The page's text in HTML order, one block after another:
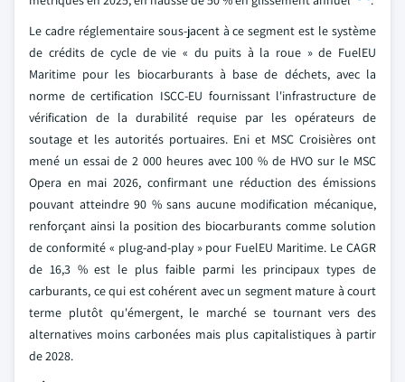
Le cadre réglementaire sous-jacent à ce segment est le système
de crédits de cycle de vie « du puits à la roue » de FuelEU
Maritime pour les biocarburants à base de déchets, avec la
norme de certification ISCC-EU fournissant l'infrastructure de
vérification de la durabilité requise par les opérateurs de
soutage et les autorités portuaires. Eni et MSC Croisières ont
mené un essai de 2 000 heures avec 100 % de HVO sur le MSC
Opera en mai 2026, confirmant une réduction des émissions
pouvant atteindre 90 % sans aucune modification mécanique,
renforçant ainsi la position des biocarburants comme solution
de conformité « plug-and-play » pour FuelEU Maritime. Le CAGR
de 16,3 % est le plus faible parmi les principaux types de
carburants, ce qui est cohérent avec un segment mature à court
terme plutôt qu'émergent, le marché se tournant vers des
alternatives moins carbonées mais plus capitalistiques à partir
de 2028.